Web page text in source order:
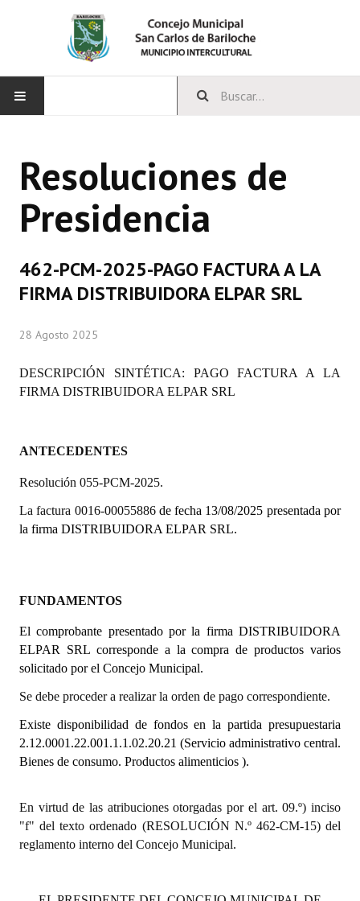
CONCEJO
Bloques Políticos
Comisiones Permanentes
Concejales Mandato Cumplido
Programas
Constitución Nacional
Constitución Provincial
Carta Orgánica 2007
DOCUMENTOS
Proyectos Presentados
Informes de Unidad Coordinadora
Ejecución Presupuestaria
Resoluciones de
Presidencia
462-PCM-2025-PAGO FACTURA A LA
FIRMA DISTRIBUIDORA ELPAR SRL
28 Agosto 2025
DESCRIPCIÓN SINTÉTICA: PAGO FACTURA A LA
FIRMA DISTRIBUIDORA ELPAR SRL
ANTECEDENTES
Resolución 055-PCM-2025.
La factura 0016-00055886 de fecha 13/08/2025 presentada por
la firma DISTRIBUIDORA ELPAR SRL.
FUNDAMENTOS
El comprobante presentado por la firma DISTRIBUIDORA
ELPAR SRL corresponde a la compra de productos varios
solicitado por el Concejo Municipal.
Se debe proceder a realizar la orden de pago correspondiente.
Existe disponibilidad de fondos en la partida presupuestaria
2.12.0001.22.001.1.1.02.20.21 (Servicio administrativo central.
Bienes de consumo. Productos alimenticios ).
En virtud de las atribuciones otorgadas por el art. 09.º) inciso
"f" del texto ordenado (RESOLUCIÓN N.º 462-CM-15) del
reglamento interno del Concejo Municipal.